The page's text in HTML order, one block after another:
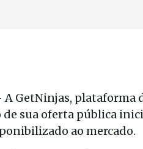
A GetNinjas,
sua oferta pública
ao mercado.